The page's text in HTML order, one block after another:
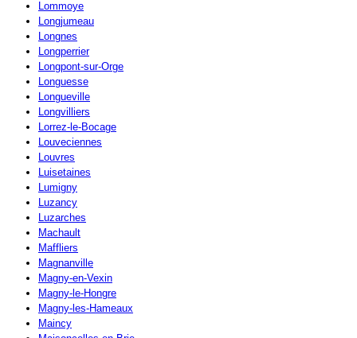
Lommoye
Longjumeau
Longnes
Longperrier
Longpont-sur-Orge
Longuesse
Longueville
Longvilliers
Lorrez-le-Bocage
Louveciennes
Louvres
Luisetaines
Lumigny
Luzancy
Luzarches
Machault
Maffliers
Magnanville
Magny-en-Vexin
Magny-le-Hongre
Magny-les-Hameaux
Maincy